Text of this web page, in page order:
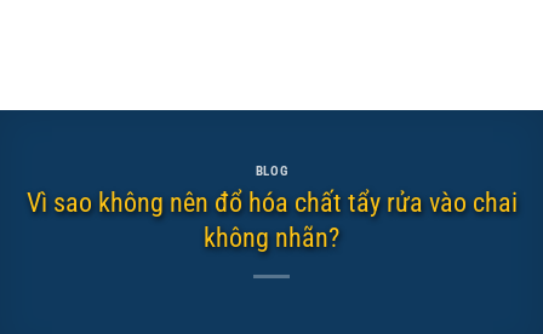
BLOG
Vì sao không nên đổ hóa chất tẩy rửa vào chai
không nhãn?